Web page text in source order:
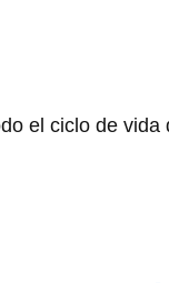
el ciclo de vida